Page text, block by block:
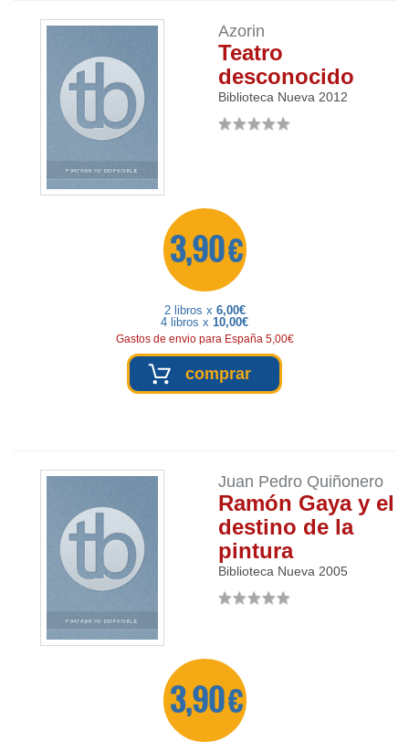
Azorin
Teatro
desconocido
Biblioteca Nueva 2012
3,90 €
2 libros x 6,00€
4 libros x 10,00€
Gastos de envio para España 5,00€
comprar
Juan Pedro Quiñonero
Ramón Gaya y el
destino de la
pintura
Biblioteca Nueva 2005
3,90 €